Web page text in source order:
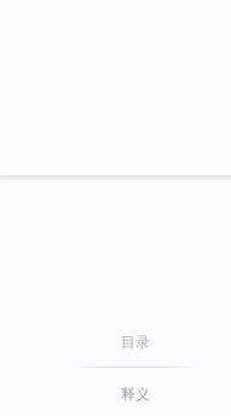
目录
释义